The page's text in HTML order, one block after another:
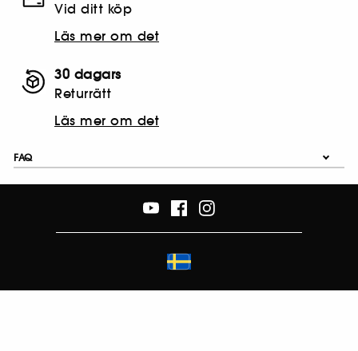
Vid ditt köp
Läs mer om det
30 dagars
Returrätt
Läs mer om det
FAQ